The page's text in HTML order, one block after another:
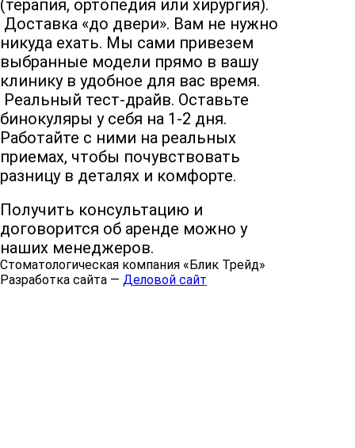
(терапия, ортопедия или хирургия).
Доставка «до двери». Вам не нужно
никуда ехать. Мы сами привезем
выбранные модели прямо в вашу
клинику в удобное для вас время.
Реальный тест-драйв. Оставьте
бинокуляры у себя на 1-2 дня.
Работайте с ними на реальных
приемах, чтобы почувствовать
разницу в деталях и комфорте.
Получить консультацию и
договорится об аренде можно у
наших менеджеров.
Стоматологическая компания «Блик Трейд»
Разработка сайта — Деловой сайт